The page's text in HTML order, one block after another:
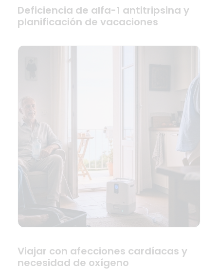
Deficiencia de alfa-1 antitripsina y
planificación de vacaciones
Viajar con afecciones cardíacas y
necesidad de oxígeno